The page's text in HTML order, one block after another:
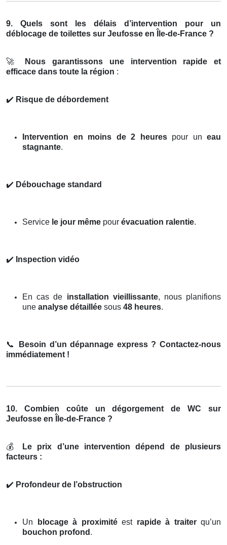
9. Quels sont les délais d’intervention pour un
déblocage de toilettes sur Jeufosse en Île-de-France ?
🚀
Nous garantissons une intervention rapide et
efficace dans toute la région :
✔️ Risque de débordement
Intervention en moins de 2 heurespour un eau
stagnante.
✔️ Débouchage standard
Service le jour même pour évacuation ralentie.
✔️ Inspection vidéo
En cas de installation vieillissante, nous planifions
une analyse détaillée sous 48 heures.
📞
Besoin d’un dépannage express ? Contactez-nous
immédiatement !
10. Combien coûte un dégorgement de WC sur
Jeufosse en Île-de-France ?
💰
Le prix d’une intervention dépend de plusieurs
facteurs :
✔️ Profondeur de l’obstruction
Un blocage à proximitéest rapide à traiterqu’un
bouchon profond .